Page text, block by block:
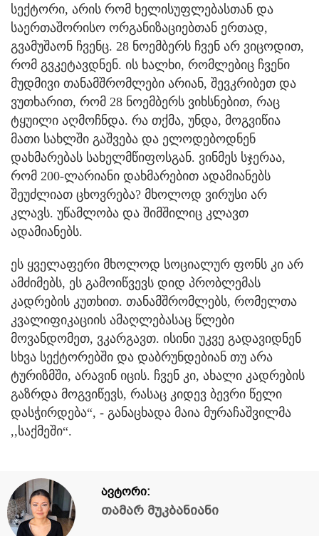
სექტორი, არის რომ ხელისუფლებასთან და
საერთაშორისო ორგანიზაციებთან ერთად,
გვამუშაონ ჩვენც. 28 ნოემბერს ჩვენ არ ვიცოდით,
რომ გვკეტავდნენ. ის ხალხი, რომლებიც ჩვენი
მუდმივი თანამშრომლები არიან, შევკრიბეთ და
ვუთხარით, რომ 28 ნოემბერს ვიხსნებით, რაც
ტყუილი აღმოჩნდა. რა თქმა, უნდა, მოგვიწია
მათი სახლში გაშვება და ელოდებოდნენ
დახმარებას სახელმწიფოსგან. ვინმეს სჯერაა,
რომ 200-ლარიანი დახმარებით ადამიანებს
შეუძლიათ ცხოვრება? მხოლოდ ვირუსი არ
კლავს. უწამლობა და შიმშილიც კლავთ
ადამიანებს.
ეს ყველაფერი მხოლოდ სოციალურ ფონს კი არ
ამძიმებს, ეს გამოიწვევს დიდ პრობლემას
კადრების კუთხით. თანამშრომლებს, რომელთა
კვალიფიკაციის ამაღლებასაც წლები
მოვანდომეთ, ვკარგავთ. ისინი უკვე გადავიდნენ
სხვა სექტორებში და დაბრუნდებიან თუ არა
ტურიზმში, არავინ იცის. ჩვენ კი, ახალი კადრების
გაზრდა მოგვიწევს, რასაც კიდევ ბევრი წელი
დასჭირდება“, - განაცხადა მაია მურაჩაშვილმა
,,საქმეში“.
ავტორი:
თამარ მუკბანიანი